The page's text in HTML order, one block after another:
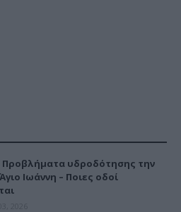
Προβλήματα υδροδότησης την
Ιωάννη – Ποιες οδοί